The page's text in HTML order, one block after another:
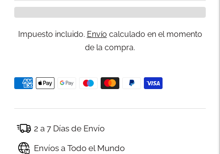
Impuesto incluido. Envío calculado en el momento
de la compra.
2 a 7 Días de Envío
Envíos a Todo el Mundo